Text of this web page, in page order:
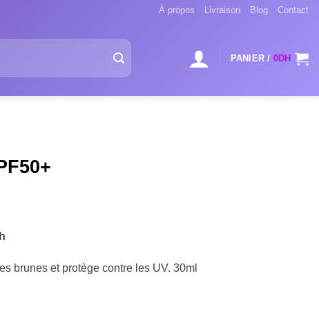
À propos Livraison Blog Contact
PANIER / 0DH
brunes et protège contre les UV. 30ml